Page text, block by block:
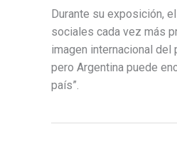
Durante su exposición,
sociales cada vez más
imagen internacional del
pero Argentina puede
país”.